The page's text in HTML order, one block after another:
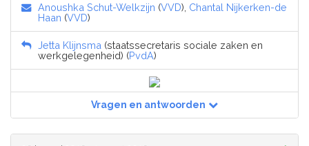
Anoushka Schut-Welkzijn (VVD), Chantal Nijkerken-de
Haan (VVD)
Jetta Klijnsma (staatssecretaris sociale zaken en
werkgelegenheid) (PvdA)
Vragen en antwoorden